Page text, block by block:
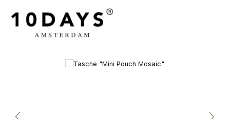
Bildergalerie überspringen